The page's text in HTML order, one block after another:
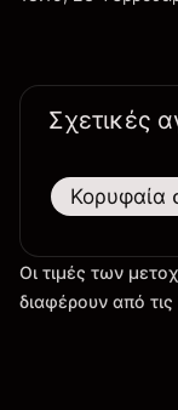
Σχετικές
Κορυφαία
Οι τιμές των
διαφέρουν από